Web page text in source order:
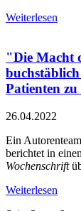
Weiterlesen
"Die Macht
Patienten
26.04.2022
Ein
berichtet in
Wochenschrift
Weiterlesen